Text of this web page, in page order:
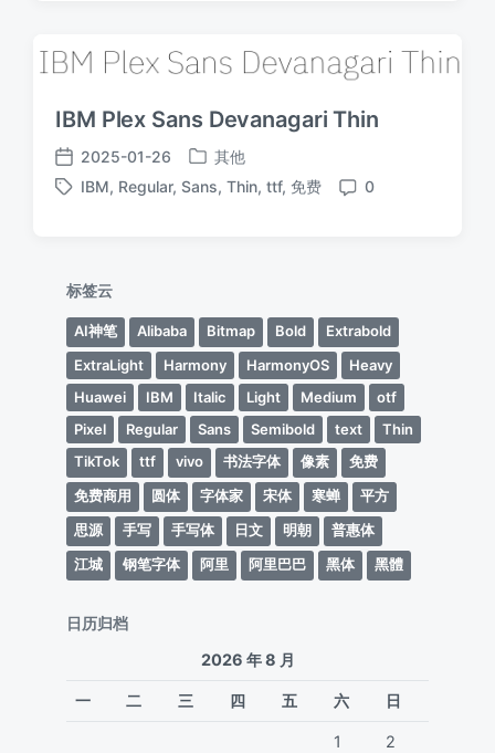
IBM Plex Sans Devanagari Thin
发
布
2025-01-26
发
布
其他
标
IBM, Regular, Sans, Thin, ttf, 免费
评
0
标签云
AI神笔 Alibaba Bitmap Bold
Extrabold
ExtraLight
Harmony HarmonyOS
Heavy
Huawei
IBM Italic Light Medium
otf
Pixel
Regular Sans Semibold text
Thin
TikTok
ttf vivo 书法字体 像素
免费
免费商用
圆体 字体家 宋体 寒蝉
平方
思源
手写 手写体 日文 明朝
普惠体
江城
钢笔字体 阿里 阿里巴巴 黑体 黑體
日历归档
2026 年 8 月
一 二 三 四 五 六 日
1 2